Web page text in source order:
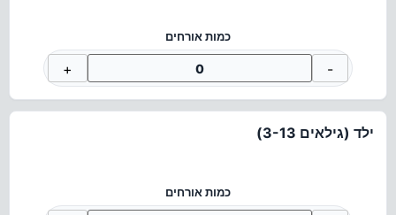
כמות אורחים
-
+
ילד (גילאים 3-13)
כמות אורחים